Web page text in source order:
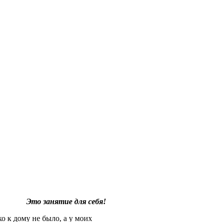
Это занятие для себя!
к дому не было, а у моих